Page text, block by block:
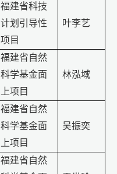
福建省科技
计划引导性
项目
叶李艺
福建省自然
科学基金面
上项目
林泓域
福建省自然
科学基金面
上项目
吴振奕
福建省自然